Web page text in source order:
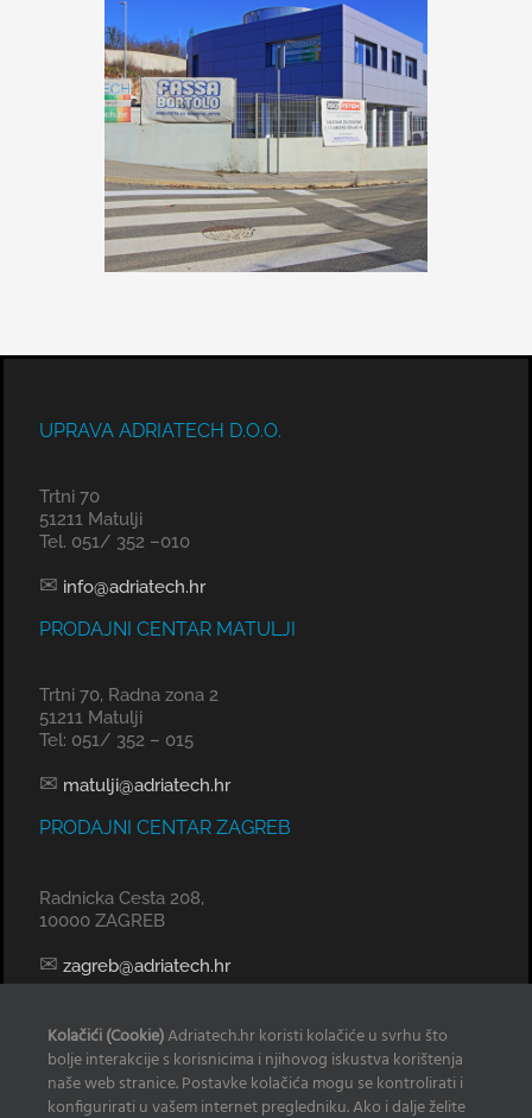
UPRAVA ADRIATECH D.O.O.
Trtni 70
51211 Matulji
Tel. 051/ 352 –010
✉ info@adriatech.hr
PRODAJNI CENTAR MATULJI
Trtni 70, Radna zona 2
51211 Matulji
Tel: 051/ 352 – 015
✉ matulji@adriatech.hr
PRODAJNI CENTAR ZAGREB
Radnicka Cesta 208,
10000 ZAGREB
✉ zagreb@adriatech.hr
Tel: 098 329 239
Kolačići (Cookie)Adriatech.hr koristi kolačiće u svrhu što
bolje interakcije s korisnicima i njihovog iskustva korištenja
naše web stranice. Postavke kolačića mogu se kontrolirati i
konfigurirati u vašem internet pregledniku. Ako i dalje želite